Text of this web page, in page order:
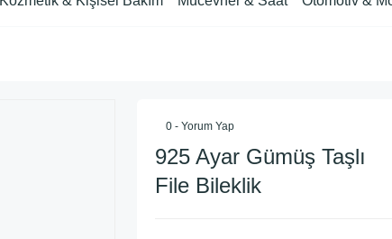
0 - Yorum Yap
925 Ayar Gümüş Taşlı
File Bileklik